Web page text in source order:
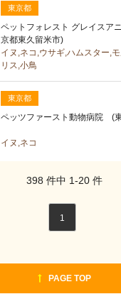
東京都
ペットフォレスト グレイスア
京都東久留米市)
イヌ,ネコ,ウサギ,ハムスター,
リス,小鳥
東京都
ペッツファースト動物病院 (
イヌ,ネコ
398 件中 1-20件
1
PAGE TOP